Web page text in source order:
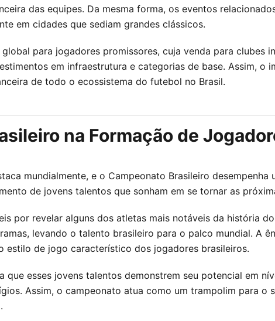
das equipes. Da mesma forma, os eventos
em cidades que sediam grandes clássicos.
para jogadores promissores, cuja venda para clubes
em infraestrutura e categorias de base. Assim, o
de todo o ecossistema do futebol no Brasil.
na Formação de
mundialmente, e o Campeonato Brasileiro desempenha
de jovens talentos que sonham em se tornar as
por revelar alguns dos atletas mais notáveis da história
levando o talento brasileiro para o palco mundial. A
estilo de jogo característico dos jogadores brasileiros.
esses jovens talentos demonstrem seu potencial em
Assim, o campeonato atua como um trampolim para o